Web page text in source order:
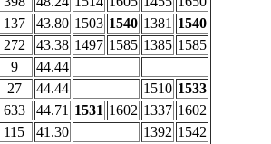
137 43.80 1503 1540 1381 1540
272 43.38 1497 1585 1385 1585
9
44.44
27 44.44 1510 1533
633 44.71 1531 1602 1337 1602
115 41.30 1392 1542